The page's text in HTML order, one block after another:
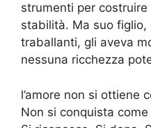
strumenti per
stabilità. Ma suo figlio,
traballanti, gli aveva
nessuna ricchezza
l’amore non si ottiene
Non si conquista